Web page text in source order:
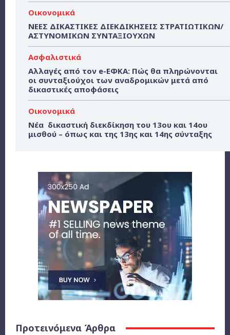
Οικονομικά
ΝΕΕΣ ΔΙΚΑΣΤΙΚΕΣ ΔΙΕΚΔΙΚΗΣΕΙΣ ΣΤΡΑΤΙΩΤΙΚΩΝ/
ΑΣΤΥΝΟΜΙΚΩΝ ΣΥΝΤΑΞΙΟΥΧΩΝ
Ασφαλιστικά
Αλλαγές από τον e-ΕΦΚΑ: Πώς θα πληρώνονται
οι συνταξιούχοι των αναδρομικών μετά από
δικαστικές αποφάσεις
Οικονομικά
Νέα δικαστική διεκδίκηση του 13ου και 14ου
μισθού – όπως και της 13ης και 14ης σύνταξης
Προτεινόμενα Άρθρα